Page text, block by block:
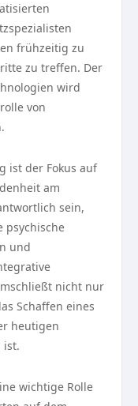
frühzeitig zu
zu treffen. Der
wird
von
ist der Fokus auf
am
sein,
psychische
und
nicht nur
Schaffen eines
heutigen
ist.
wichtige Rolle